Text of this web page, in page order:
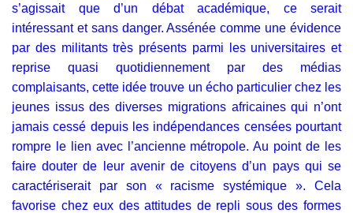
s’agissait que d’un débat académique, ce serait
intéressant et sans danger. Assénée comme une évidence
par des militants très présents parmi les universitaires et
reprise quasi quotidiennement par des médias
complaisants, cette idée trouve un écho particulier chez les
jeunes issus des diverses migrations africaines qui n’ont
jamais cessé depuis les indépendances censées pourtant
rompre le lien avec l’ancienne métropole. Au point de les
faire douter de leur avenir de citoyens d’un pays qui se
caractériserait par son « racisme systémique ». Cela
favorise chez eux des attitudes de repli sous des formes